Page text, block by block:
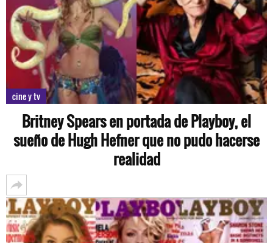
cine y tv
Britney Spears en portada de Playboy, el
sueño de Hugh Hefner que no pudo hacerse
realidad